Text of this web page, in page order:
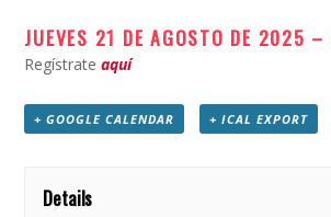
JUEVES 21 DE AGOSTO DE 2025 –
Regístrateaquí
+ GOOGLE CALENDAR + ICAL EXPORT
Details